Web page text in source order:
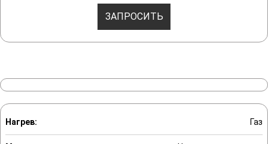
ЗАПРОСИТЬ
Нагрев: Газ